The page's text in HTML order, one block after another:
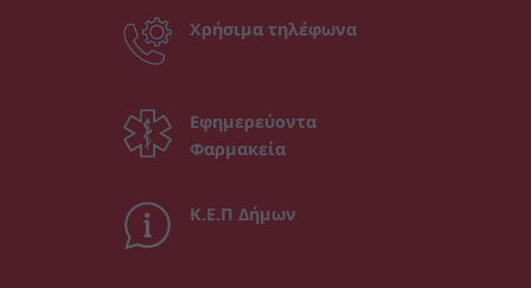
Χρήσιμα τηλέφωνα
Εφημερεύοντα
Φαρμακεία
Κ.Ε.Π Δήμων